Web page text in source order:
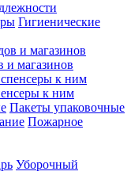
Гигиенические
и магазинов
к ним
Пакеты упаковочные
Пожарное
Уборочный